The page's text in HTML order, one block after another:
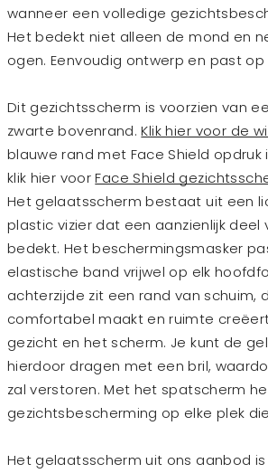
wanneer een volledige
Het bedekt niet alleen de mond en
ogen. Eenvoudig ontwerp en past
Dit gezichtsscherm is voorzien van
zwarte bovenrand.Klik hier voor de
blauwe rand met Face Shield opdruk
klik hier voorFace Shield
Het gelaatsscherm bestaat uit een
plastic vizier dat een aanzienlijk deel
bedekt. Het beschermingsmasker
elastische band vrijwel op elk
achterzijde zit een rand van schuim,
comfortabel maakt en ruimte
gezicht en het scherm. Je kunt de
hierdoor dragen met een bril,
zal verstoren. Met het spatscherm
gezichtsbescherming op elke plek
Het gelaatsscherm uit ons aanbod